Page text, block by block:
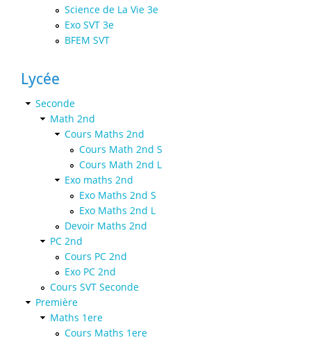
Science de La Vie 3e
Exo SVT 3e
BFEM SVT
Lycée
Seconde
Math 2nd
Cours Maths 2nd
Cours Math 2nd S
Cours Math 2nd L
Exo maths 2nd
Exo Maths 2nd S
Exo Maths 2nd L
Devoir Maths 2nd
PC 2nd
Cours PC 2nd
Exo PC 2nd
Cours SVT Seconde
Première
Maths 1ere
Cours Maths 1ere